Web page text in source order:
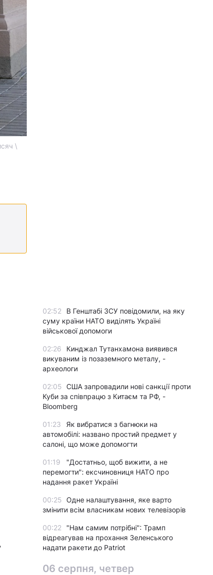
\
02:52
В Генштабі ЗСУ повідомили, на яку
суму країни НАТО виділять Україні
військової допомоги
02:26
Кинджал Тутанхамона виявився
викуваним із позаземного металу, -
археологи
02:05 США запровадили нові санкції проти
Куби за співпрацю з Китаєм та РФ, -
Bloomberg
01:23
Як вибратися з багнюки на
автомобілі: названо простий предмет у
салоні, що може допомогти
01:19
"Достатньо, щоб вижити, а не
перемогти": ексчиновниця НАТО про
надання ракет Україні
00:25 Одне налаштування, яке варто
змінити всім власникам нових телевізорів
00:22
"Нам самим потрібні": Трамп
відреагував на прохання Зеленського
надати ракети до Patriot
06 серпня, четвер